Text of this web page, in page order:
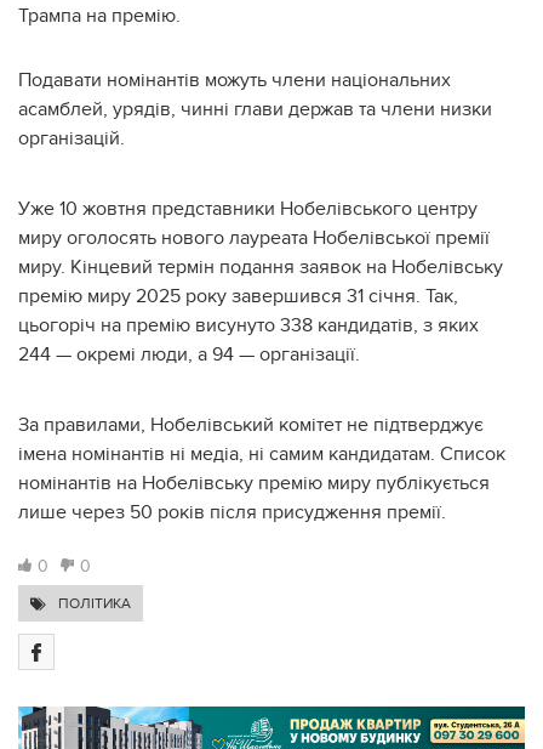
Трампа на премію.
Подавати номінантів можуть члени національних
асамблей, урядів, чинні глави держав та члени низки
організацій.
Уже 10 жовтня представники Нобелівського центру
миру оголосять нового лауреата Нобелівської премії
миру. Кінцевий термін подання заявок на Нобелівську
премію миру 2025 року завершився 31 січня. Так,
цьогоріч на премію висунуто 338 кандидатів, з яких
244 — окремі люди, а 94 — організації.
За правилами, Нобелівський комітет не підтверджує
імена номінантів ні медіа, ні самим кандидатам. Список
номінантів на Нобелівську премію миру публікується
лише через 50 років після присудження премії.
0 0
ПОЛІТИКА